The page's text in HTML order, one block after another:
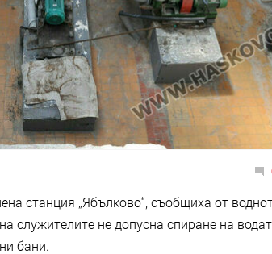
станция „Ябълково“, съобщиха от
служителите не допусна спиране на
бани.